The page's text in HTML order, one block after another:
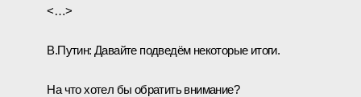
<…>
В.Путин: Давайте подведём некоторые итоги.
На что хотел бы обратить внимание?